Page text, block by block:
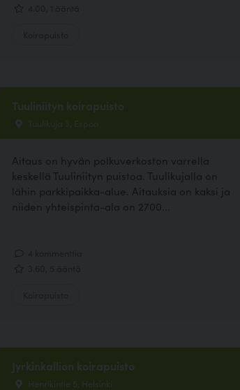
Tuuliniityn koirapuisto
Tuulikuja 3, Espoo
Aitaus on hyvän polkuverkoston varrella
keskellä Tuuliniityn puistoa. Tuulikujalla on
lähin parkkipaikka-alue. Aitauksia on kaksi ja
niiden yhteispinta-ala on 2700...
Jyrkinkallion koirapuisto
Henrikintie 5, Helsinki